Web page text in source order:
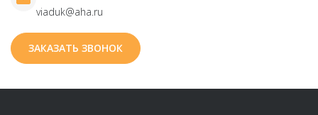
viaduk@aha.ru
ЗАКАЗАТЬ ЗВОНОК